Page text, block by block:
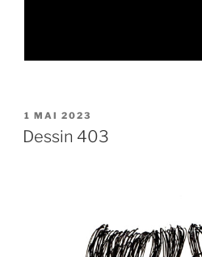
PUBLIÉ
LE
1 MAI 2023
Dessin 403